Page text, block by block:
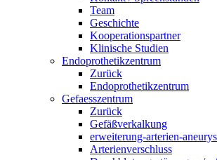
Team
Geschichte
Kooperationspartner
Klinische Studien
Endoprothetikzentrum
Zurück
Endoprothetikzentrum
Gefaesszentrum
Zurück
Gefäßverkalkung
erweiterung-arterien-
Arterienverschluss